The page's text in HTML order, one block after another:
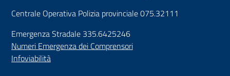
Centrale Operativa Polizia provinciale 075.32111
Emergenza Stradale 335.6425246
Numeri Emergenza dei Comprensori
Infoviabilità